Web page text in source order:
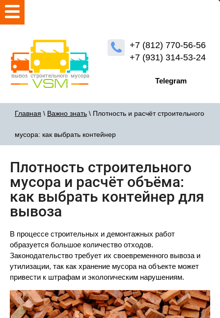
+7 (812) 770-56-56
+7 (931) 314-53-24
Telegram
Главная \ Важно знать \ Плотность и расчёт строительного
мусора: как выбрать контейнер
Плотность строительного
мусора и расчёт объёма:
как выбрать контейнер для
вывоза
В процессе строительных и демонтажных работ
образуется большое количество отходов.
Законодательство требует их своевременного вывоза и
утилизации, так как хранение мусора на объекте может
привести к штрафам и экологическим нарушениям.